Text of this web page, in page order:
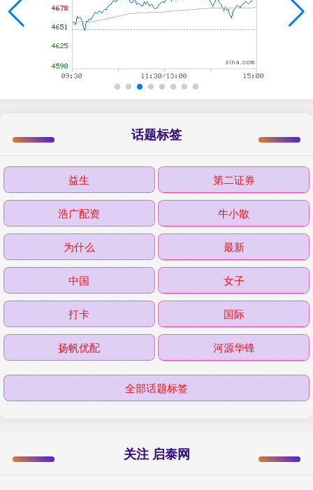
话题标签
益生 第二证券
浩广配资 牛小散
为什么 最新
中国 女子
打卡 国际
扬帆优配 河源华锋
全部话题标签
关注 启泰网